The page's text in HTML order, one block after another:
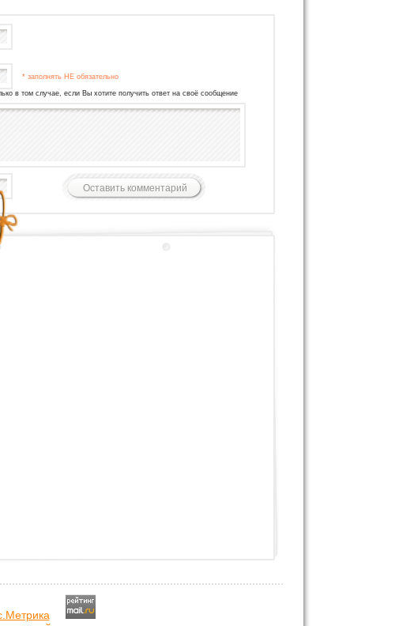
* заполнять НЕ обязательно
в том случае, если Вы хотите получить ответ на своё сообщение